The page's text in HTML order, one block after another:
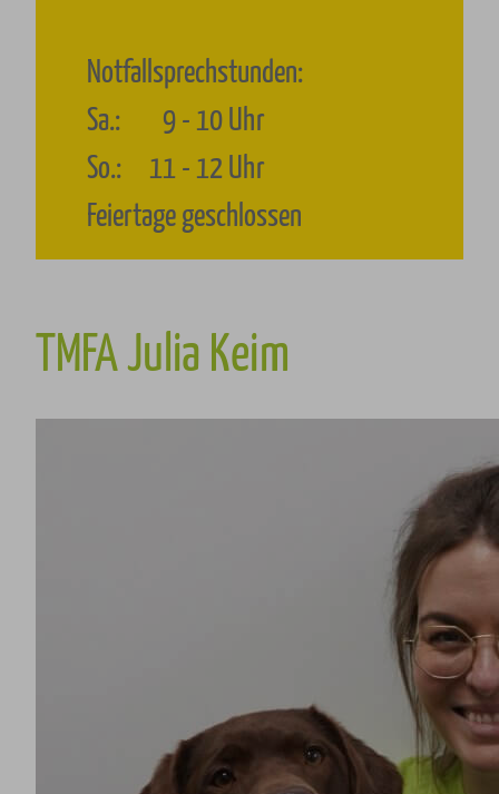
Notfallsprechstunden:
Sa.:
9 - 10 Uhr
So.: 11 - 12 Uhr
Feiertage geschlossen
TMFA Julia Keim